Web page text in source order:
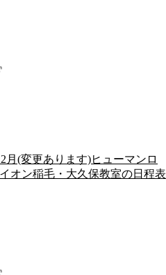
月(変更あります)ヒューマンロ
オン稲毛・大久保教室の日程表